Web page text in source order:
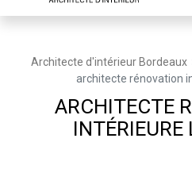
Architecte d'intérieur Bordeaux
architecte rénovation
ARCHITECTE
INTÉRIEURE